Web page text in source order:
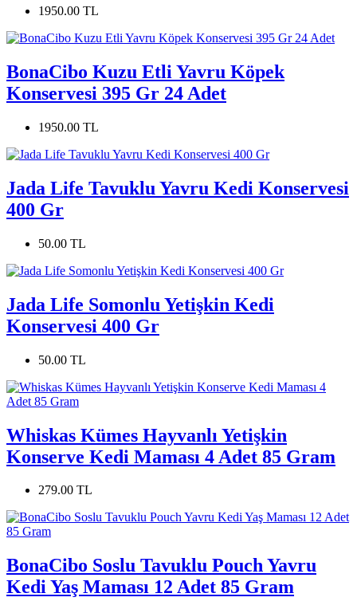
1950.00 TL
BonaCibo Kuzu Etli Yavru Köpek
Konservesi 395 Gr 24 Adet
1950.00 TL
Jada Life Tavuklu Yavru Kedi Konservesi
400 Gr
50.00 TL
Jada Life Somonlu Yetişkin Kedi
Konservesi 400 Gr
50.00 TL
Whiskas Kümes Hayvanlı Yetişkin
Konserve Kedi Maması 4 Adet 85 Gram
279.00 TL
BonaCibo Soslu Tavuklu Pouch Yavru
Kedi Yaş Maması 12 Adet 85 Gram